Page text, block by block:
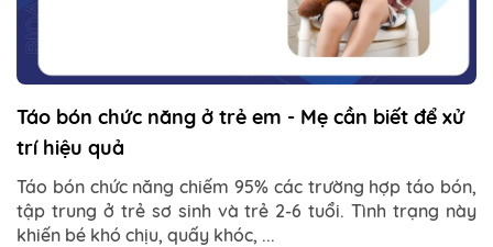
Táo bón chức năng ở trẻ em - Mẹ cần biết để xử
trí hiệu quả
Táo bón chức năng chiếm 95% các trường hợp táo bón,
tập trung ở trẻ sơ sinh và trẻ 2-6 tuổi. Tình trạng này
khiến bé khó chịu, quấy khóc, ...